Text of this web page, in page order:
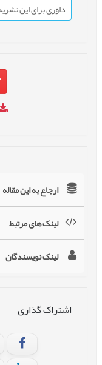
داوری برای این نشریه
ارجاع به این مقاله
لینک های مرتبط
لینک نویسندگان
اشتراک گذاری